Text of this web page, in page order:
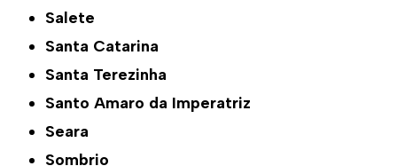
Salete
Santa Catarina
Santa Terezinha
Santo Amaro da Imperatriz
Seara
Sombrio